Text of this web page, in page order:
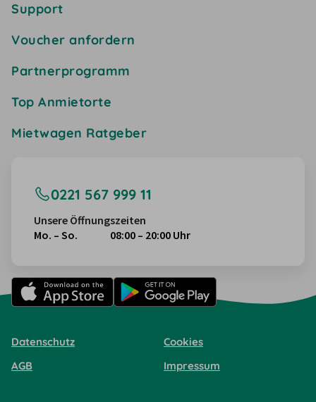
Support
Voucher anfordern
Partnerprogramm
Top Anmietorte
Mietwagen Ratgeber
0221 567 999 11
Unsere Öffnungszeiten
Mo. – So.
08:00 – 20:00 Uhr
Datenschutz
Cookies
AGB
Impressum